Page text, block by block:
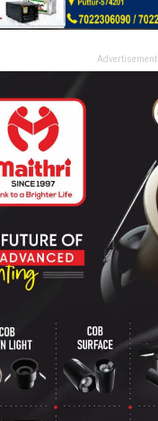
Advertisement